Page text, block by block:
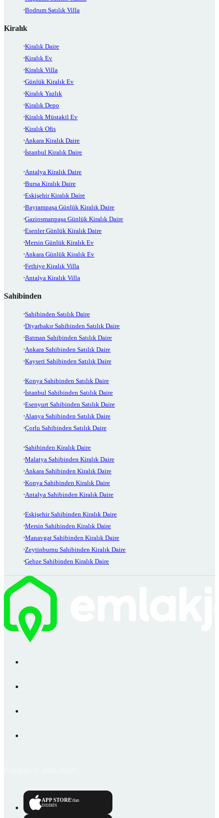
Bodrum Satılık Villa
Kiralık
Kiralık Daire
Kiralık Ev
Kiralık Villa
Günlük Kiralık Ev
Kiralık Yazlık
Kiralık Depo
Kiralık Müstakil Ev
Kiralık Ofis
Ankara Kiralık Daire
İstanbul Kiralık Daire
Antalya Kiralık Daire
Bursa Kiralık Daire
Eskişehir Kiralık Daire
Bayrampaşa Günlük Kiralık Daire
Gaziosmanpaşa Günlük Kiralık Daire
Esenler Günlük Kiralık Daire
Mersin Günlük Kiralık Ev
Ankara Günlük Kiralık Ev
Fethiye Kiralık Villa
Antalya Kiralık Villa
Sahibinden
Sahibinden Satılık Daire
Diyarbakır Sahibinden Satılık Daire
Batman Sahibinden Satılık Daire
Ankara Sahibinden Satılık Daire
Kayseri Sahibinden Satılık Daire
Konya Sahibinden Satılık Daire
İstanbul Sahibinden Satılık Daire
Esenyurt Sahibinden Satılık Daire
Alanya Sahibinden Satılık Daire
Çorlu Sahibinden Satılık Daire
Sahibinden Kiralık Daire
Malatya Sahibinden Kiralık Daire
Ankara Sahibinden Kiralık Daire
Konya Sahibinden Kiralık Daire
Antalya Sahibinden Kiralık Daire
Eskişehir Sahibinden Kiralık Daire
Mersin Sahibinden Kiralık Daire
Manavgat Sahibinden Kiralık Daire
Zeytinburnu Sahibinden Kiralık Daire
Gebze Sahibinden Kiralık Daire
APP STORE'dan
İNDİRİN